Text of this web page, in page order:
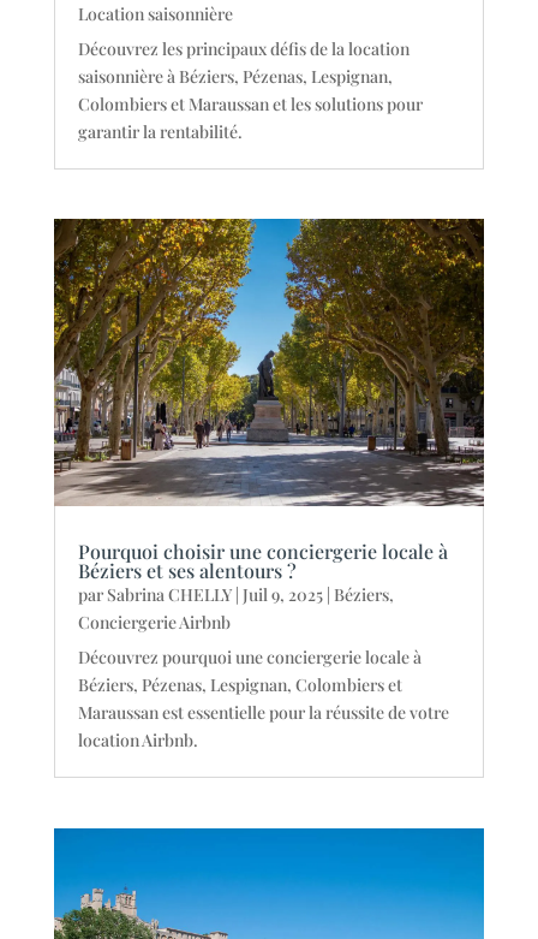
Location saisonnière
Découvrez les principaux défis de la location
saisonnière à Béziers, Pézenas, Lespignan,
Colombiers et Maraussan et les solutions pour
garantir la rentabilité.
Pourquoi choisir une conciergerie locale à
Béziers et ses alentours ?
par Sabrina CHELLY| Juil 9, 2025| Béziers,
Conciergerie Airbnb
Découvrez pourquoi une conciergerie locale à
Béziers, Pézenas, Lespignan, Colombiers et
Maraussan est essentielle pour la réussite de votre
location Airbnb.